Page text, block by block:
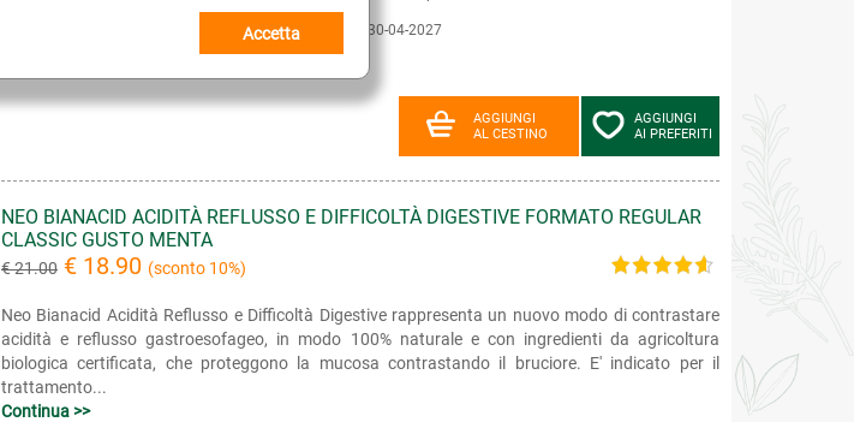
AccettaScadenza: 30-04-2027
AGGIUNGI
AL CESTINO
AGGIUNGI
AI PREFERITI
NEO BIANACID ACIDITÀ REFLUSSO E DIFFICOLTÀ DIGESTIVE FORMATO REGULAR
CLASSIC GUSTO MENTA
€ 21.00 € 18.90 (sconto 10%)
Neo Bianacid Acidità Reflusso e Difficoltà Digestive rappresenta un nuovo modo di contrastare
acidità e reflusso gastroesofageo, in modo 100% naturale e con ingredienti da agricoltura
biologica certificata, che proteggono la mucosa contrastando il bruciore. E' indicato per il
trattamento...
Continua >>